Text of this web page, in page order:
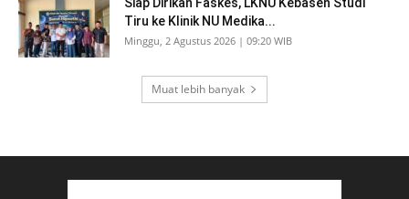
Tiru ke Klinik NU Medika...
Minggu, 2 Agustus 2026 | 09:20 WIB
Muat lebih banyak